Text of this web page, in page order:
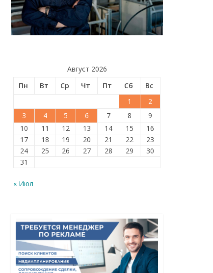
Август 2026
Пн
Вт Ср Чт Пт Сб
Вс
1
2
3
4 5 6 7 8
9
10
11 12 13 14 15
16
17
18 19 20 21 22
23
24
25 26 27 28 29
30
31
« Июл